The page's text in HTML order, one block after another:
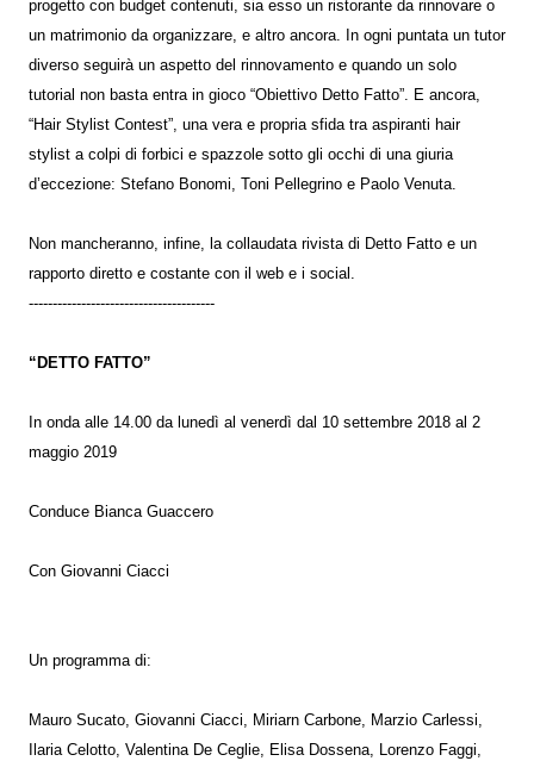
progetto con budget contenuti, sia esso un ristorante da rinnovare o
un matrimonio da organizzare, e altro ancora. In ogni puntata un tutor
diverso seguirà un aspetto del rinnovamento e quando un solo
tutorial non basta entra in gioco “Obiettivo Detto Fatto”. E ancora,
“Hair Stylist Contest”, una vera e propria sfida tra aspiranti hair
stylist a colpi di forbici e spazzole sotto gli occhi di una giuria
d’eccezione: Stefano Bonomi, Toni Pellegrino e Paolo Venuta.
Non mancheranno, infine, la collaudata rivista di Detto Fatto e un
rapporto diretto e costante con il web e i social.
---------------------------------------
“DETTO FATTO”
In onda alle 14.00 da lunedì al venerdì dal 10 settembre 2018 al 2
maggio 2019
Conduce Bianca Guaccero
Con Giovanni Ciacci
Un programma di:
Mauro Sucato, Giovanni Ciacci, Miriarn Carbone, Marzio Carlessi,
Ilaria Celotto, Valentina De Ceglie, Elisa Dossena, Lorenzo Faggi,